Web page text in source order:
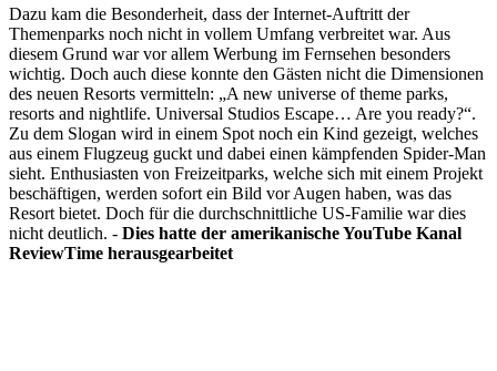
Dazu kam die Besonderheit, dass der Internet-Auftritt der
Themenparks noch nicht in vollem Umfang verbreitet war. Aus
diesem Grund war vor allem Werbung im Fernsehen besonders
wichtig. Doch auch diese konnte den Gästen nicht die Dimensionen
des neuen Resorts vermitteln: „A new universe of theme parks,
resorts and nightlife. Universal Studios Escape… Are you ready?“.
Zu dem Slogan wird in einem Spot noch ein Kind gezeigt, welches
aus einem Flugzeug guckt und dabei einen kämpfenden Spider-Man
sieht. Enthusiasten von Freizeitparks, welche sich mit einem Projekt
beschäftigen, werden sofort ein Bild vor Augen haben, was das
Resort bietet. Doch für die durchschnittliche US-Familie war dies
nicht deutlich. - Dies hatte der amerikanische YouTube Kanal
ReviewTime herausgearbeitet